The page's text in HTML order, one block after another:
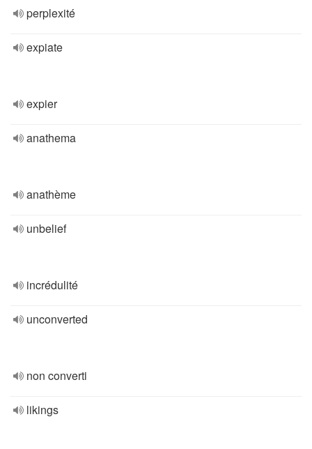
perplexité
expiate
expier
anathema
anathème
unbelief
incrédulité
unconverted
non converti
likings